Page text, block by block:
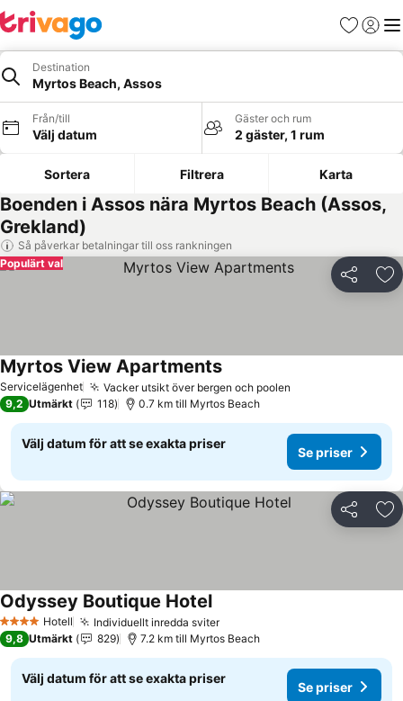
Favoriter
Logga
Destination
Myrtos Beach, Assos
Från/till
Välj datum
Gäster och rum
2 gäster, 1 rum
Sortera Filtrera Karta
Boenden i Assos nära Myrtos Beach (Assos,
Grekland)
Så påverkar betalningar till oss rankningen
Dela
Populärt val
Servicelägenhet Vacker utsikt över bergen och poolen
Myrtos View ApartmentsSe priser
9,2 Utmärkt 118 0.7 km till Myrtos Beach
Välj datum för att se exakta priser
Se priser
Dela
4 StjärnorHotell Individuellt inredda sviterSe priser
Odyssey Boutique HotelSe priser
9,8 Utmärkt 829 7.2 km till Myrtos Beach
Välj datum för att se exakta priser
Se priser